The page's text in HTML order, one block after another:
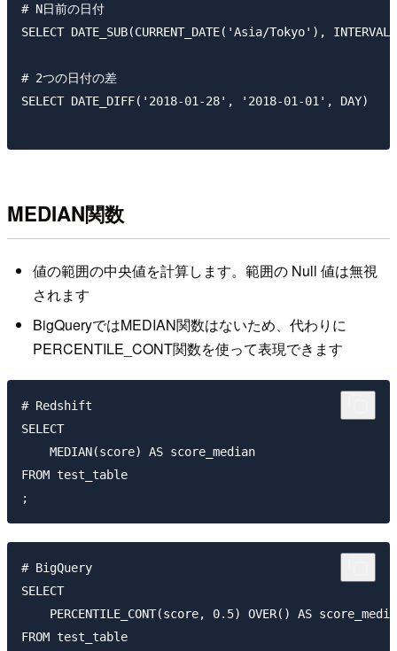
# N日前の日付
SELECT DATE_SUB(CURRENT_DATE('Asia/Tokyo'),
# 2つの日付の差
SELECT DATE_DIFF('2018-01-28', '2018-01-01', DAY)
MEDIAN関数
値の範囲の中央値を計算します。範囲の Null 値は無視
されます
BigQueryではMEDIAN関数はないため、代わりに
PERCENTILE_CONT関数を使って表現できます
# Redshift
SELECT
    MEDIAN(score) AS score_median
FROM test_table
# BigQuery
SELECT
PERCENTILE_CONT(score, 0.5) OVER() AS
FROM test_table